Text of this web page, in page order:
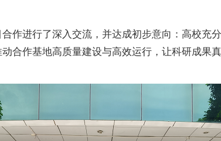
作进行了深入交流，并达成初步意向：高校充
合作基地高质量建设与高效运行，让科研成果